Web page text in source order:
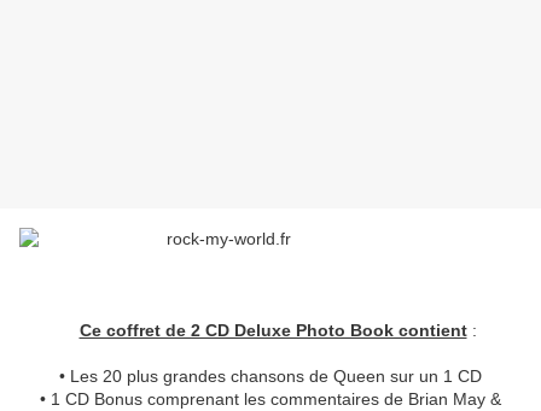
Ce coffret de 2 CD Deluxe Photo Book contient:
• Les 20 plus grandes chansons de Queen sur un 1 CD
• 1 CD Bonus comprenant les commentaires de Brian May &